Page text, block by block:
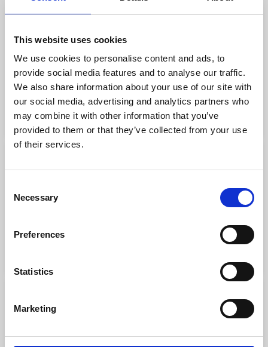
This website uses cookies
We use cookies to personalise content and ads, to
provide social media features and to analyse our traffic.
We also share information about your use of our site with
our social media, advertising and analytics partners who
may combine it with other information that you’ve
provided to them or that they’ve collected from your use
of their services.
Selection
Necessary
Preferences
Statistics
Marketing
D
Graphic design
COMPETENZE
Milano
A
COMPETENZE
VAI AL PROFILO
S
3d design
COMPETENZE